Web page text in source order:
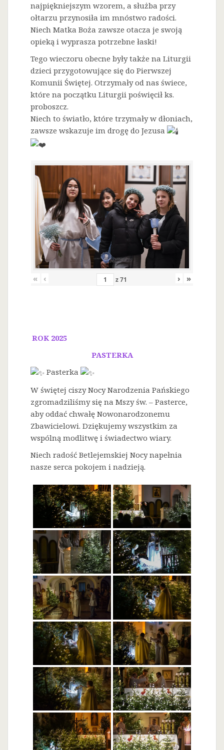
najpiękniejszym wzorem, a służba przy
ołtarzu przynosiła im mnóstwo radości.
Niech Matka Boża zawsze otacza je swoją
opieką i wyprasza potrzebne łaski!
Tego wieczoru obecne były także na Liturgii
dzieci przygotowujące się do Pierwszej
Komunii Świętej. Otrzymały od nas świece,
które na początku Liturgii poświęcił ks.
proboszcz.
Niech to światło, które trzymały w dłoniach,
zawsze wskazuje im drogę do Jezusa
« ‹ z71 › »
ROK 2025
PASTERKA
Pasterka
W świętej ciszy Nocy Narodzenia Pańskiego
zgromadziliśmy się na Mszy św. – Pasterce,
aby oddać chwałę Nowonarodzonemu
Zbawicielowi. Dziękujemy wszystkim za
wspólną modlitwę i świadectwo wiary.
Niech radość Betlejemskiej Nocy napełnia
nasze serca pokojem i nadzieją.